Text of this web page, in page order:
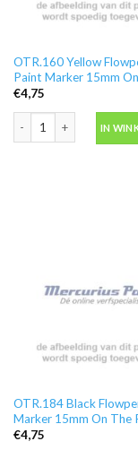
OTR.160 Yellow
Paint Marker 15mm
€4,75
OTR.160 Yellow
IN
OTR.184 Black
Marker 15mm On The
€4,75